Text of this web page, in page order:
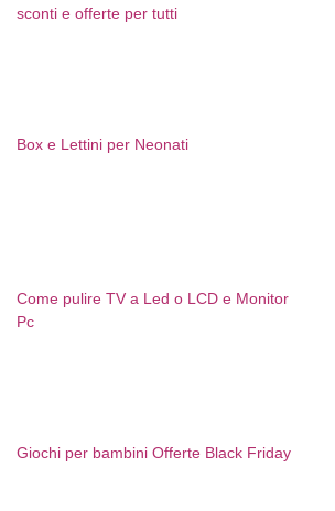
sconti e offerte per tutti
Box e Lettini per Neonati
Come pulire TV a Led o LCD e Monitor
Pc
Giochi per bambini Offerte Black Friday